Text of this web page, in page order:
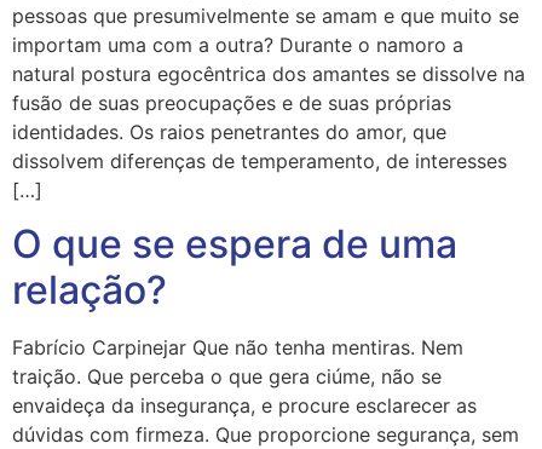
pessoas que presumivelmente se amam e que muito se
importam uma com a outra? Durante o namoro a
natural postura egocêntrica dos amantes se dissolve na
fusão de suas preocupações e de suas próprias
identidades. Os raios penetrantes do amor, que
dissolvem diferenças de temperamento, de interesses
[…]
O que se espera de uma
relação?
Fabrício Carpinejar Que não tenha mentiras. Nem
traição. Que perceba o que gera ciúme, não se
envaideça da insegurança, e procure esclarecer as
dúvidas com firmeza. Que proporcione segurança, sem